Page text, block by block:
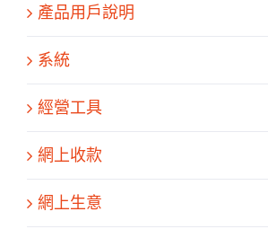
產品用戶說明
系統
經營工具
網上收款
網上生意